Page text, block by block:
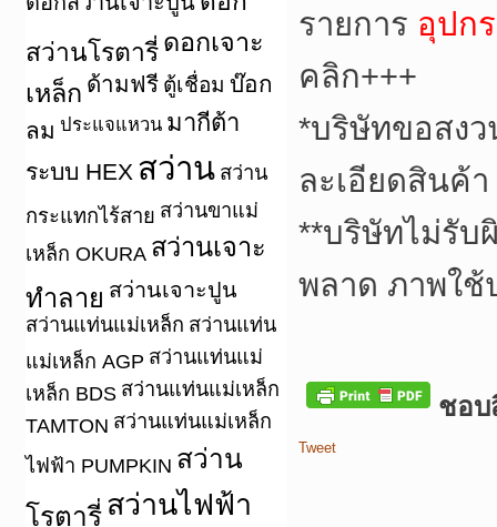
สว่านโรตารี่ ดอกเจาะ
เหล็ก ด้ามฟรี ตู้เชื่อม บ๊อก
ลม ประแจแหวน มากีต้า
ระบบ HEX สว่าน สว่าน
กระแทกไร้สาย สว่านขาแม่
เหล็ก OKURA สว่านเจาะ
ทำลาย สว่านเจาะปูน
สว่านแท่นแม่เหล็ก สว่านแท่น
แม่เหล็ก AGP สว่านแท่นแม่
เหล็ก BDS สว่านแท่นแม่เหล็ก
TAMTON สว่านแท่นแม่เหล็ก
ไฟฟ้า PUMPKIN สว่าน
โรตารี่ สว่านไฟฟ้า
รายการ อุปก
คลิก+++
*บริษัทขอสงว
ละเอียดสินค้
**บริษัทไม่รับ
พลาด ภาพใ
ชอบ
Tweet